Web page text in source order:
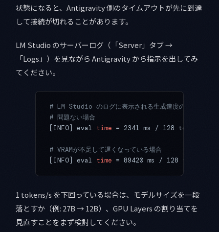
状態になると、Antigravity 側のタイムアウトが先に到達
して接続が切れることがあります。
LM Studio のサーバーログ（「Server」タブ →
「Logs」）を見ながら Antigravity から指示を出してみ
てください。
# LM Studio のログに表示される生成速度の例
# 問題ない場合
[INFO] eval time = 2341 ms / 128 tokens (
# VRAMが不足して遅くなっている場合
[INFO] eval time = 89420 ms / 128 tokens (
1 tokens/s を下回っている場合は、モデルサイズを一段
落とすか（例: 27B → 12B）、GPU Layers の割り当てを
見直すことをまず検討してください。